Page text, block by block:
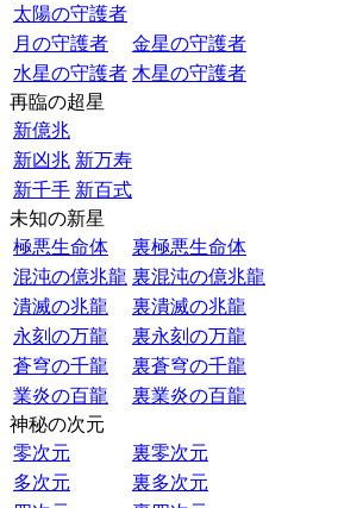
太陽の守護者
月の守護者
金星の守護者
水星の守護者 木星の守護者
再臨の超星
新億兆
新凶兆 新万寿
新千手 新百式
未知の新星
極悪生命体
裏極悪生命体
混沌の億兆龍 裏混沌の億兆龍
潰滅の兆龍
裏潰滅の兆龍
永刻の万龍
裏永刻の万龍
蒼穹の千龍
裏蒼穹の千龍
業炎の百龍
裏業炎の百龍
神秘の次元
零次元
裏零次元
多次元
裏多次元